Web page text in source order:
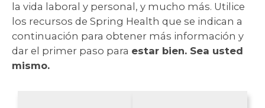
la vida laboral y personal, y mucho más. Utilice
los recursos de Spring Health que se indican a
continuación para obtener más información y
dar el primer paso para estar bien. Sea usted
mismo.